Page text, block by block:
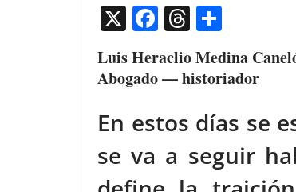
X F
c
b
o
o
T
h
re
a
d
s
o
m
p
ar
tir
Luis Heraclio Medina
Abogado — historiador
En estos días se
se va a seguir